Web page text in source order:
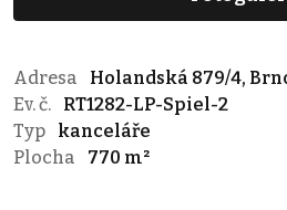
Adresa
Holandská 879/4,
Ev. č.
RT1282-LP-Spiel-2
Typ
kanceláře
Plocha
770 m²